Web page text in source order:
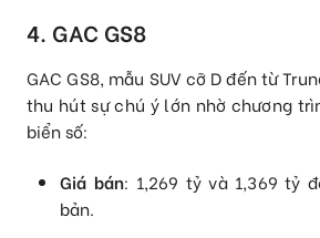
4. GAC GS8
GAC GS8, mẫu SUV cỡ D đến từ
thu hút sự chú ý lớn nhờ chương
biển số:
Giá bán: 1,269 tỷ và 1,369 tỷ
bản.